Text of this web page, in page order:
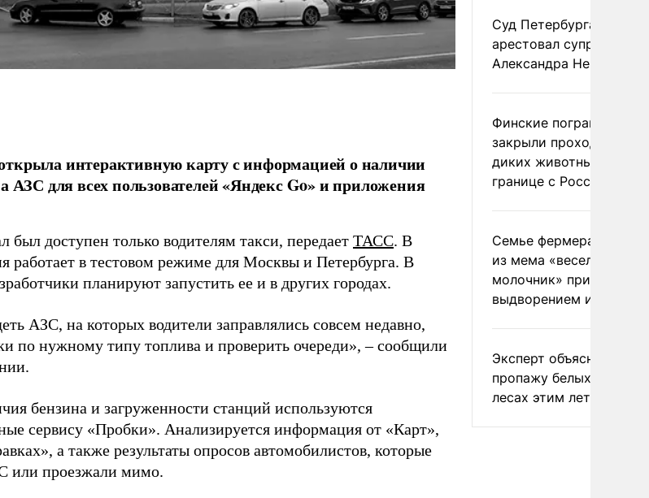
интерактивную карту с информацией о наличии
АЗС для всех пользователей «Яндекс Go» и приложения
был доступен только водителям такси, передает ТАСС. В
работает в тестовом режиме для Москвы и Петербурга. В
планируют запустить ее и в других городах.
АЗС, на которых водители заправлялись совсем недавно,
по нужному типу топлива и проверить очереди», – сообщили
бензина и загруженности станций используются
сервису «Пробки». Анализируется информация от «Карт»,
а также результаты опросов автомобилистов, которые
или проезжали мимо.
Суд Петербурга заочно
арестовал супругу
Александра Невзорова
Финские пограничники
закрыли проходы для
диких животных на
границе с Россией
Семье фермера
из мема «веселый
молочник» пригрозили
выдворением из
Эксперт объяснил
пропажу белых грибов
лесах этим летом